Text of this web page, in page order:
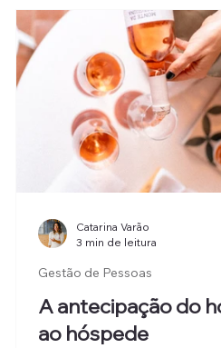
A antecipação do
ao hóspede
Gestão de Pessoas
Catarina Varão
3 min de leitura